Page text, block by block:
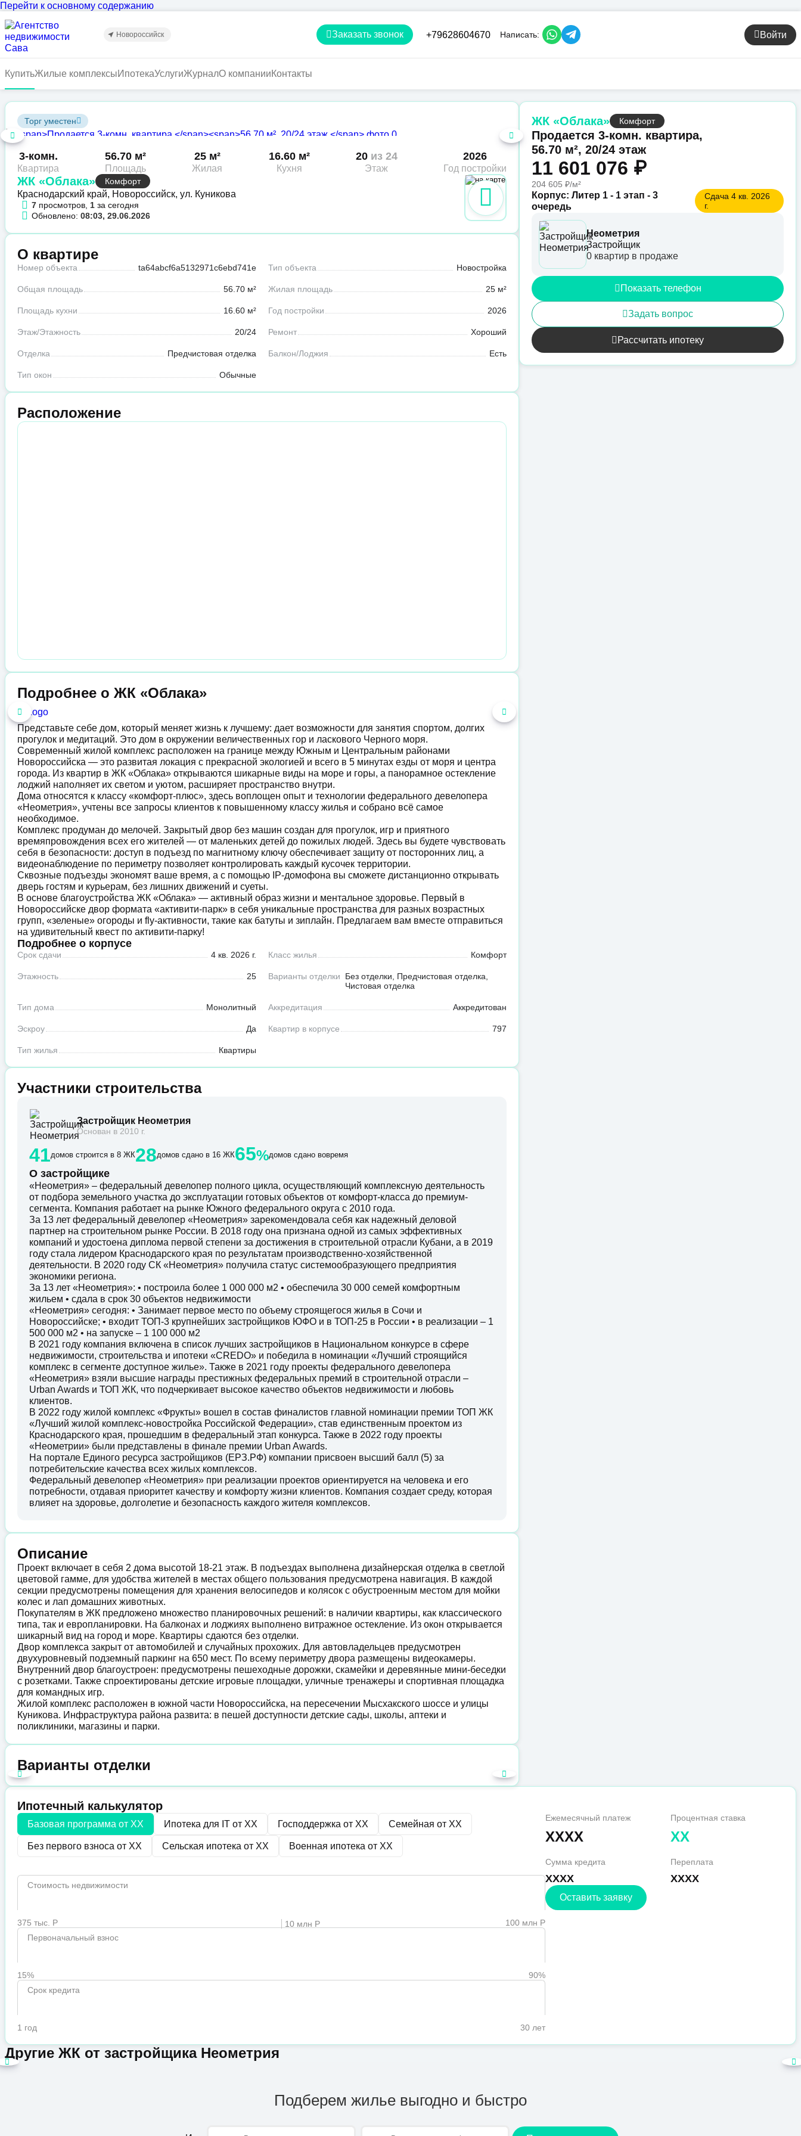
Перейти к основному содержанию
Новороссийск Заказать звонок +79628604670 Написать: Войти
КупитьЖилые комплексыИпотекаУслугиЖурналО компанииКонтакты
Торг уместен
3-комн.
Квартира
56.70 м²
Площадь
25 м²
Жилая
16.60 м²
Кухня
20 из 24
Этаж
2026
Год постройки
ЖК «Облака» Комфорт
Краснодарский край, Новороссийск, ул. Куникова
7 просмотров, 1 за сегодня
Обновлено: 08:03, 29.06.2026
О квартире
Номер объекта ta64abcf6a5132971c6ebd741e Тип объекта Новостройка
Общая площадь 56.70 м² Жилая площадь 25 м²
Площадь кухни 16.60 м² Год постройки 2026
Этаж/Этажность 20/24 Ремонт Хороший
Отделка Предчистовая отделка Балкон/Лоджия Есть
Тип окон Обычные
Расположение
Подробнее о ЖК «Облака»
Представьте себе дом, который меняет жизнь к лучшему: дает возможности для занятия спортом, долгих
прогулок и медитаций. Это дом в окружении величественных гор и ласкового Черного моря.
Современный жилой комплекс расположен на границе между Южным и Центральным районами
Новороссийска — это развитая локация с прекрасной экологией и всего в 5 минутах езды от моря и центра
города. Из квартир в ЖК «Облака» открываются шикарные виды на море и горы, а панорамное остекление
лоджий наполняет их светом и уютом, расширяет пространство внутри.
Дома относятся к классу «комфорт-плюс», здесь воплощен опыт и технологии федерального девелопера
«Неометрия», учтены все запросы клиентов к повышенному классу жилья и собрано всё самое
необходимое.
Комплекс продуман до мелочей. Закрытый двор без машин создан для прогулок, игр и приятного
времяпровождения всех его жителей — от маленьких детей до пожилых людей. Здесь вы будете чувствовать
себя в безопасности: доступ в подъезд по магнитному ключу обеспечивает защиту от посторонних лиц, а
видеонаблюдение по периметру позволяет контролировать каждый кусочек территории.
Сквозные подъезды экономят ваше время, а с помощью IP-домофона вы сможете дистанционно открывать
дверь гостям и курьерам, без лишних движений и суеты.
В основе благоустройства ЖК «Облака» — активный образ жизни и ментальное здоровье. Первый в
Новороссийске двор формата «активити-парк» в себя уникальные пространства для разных возрастных
групп, «зеленые» огороды и fly-активности, такие как батуты и зиплайн. Предлагаем вам вместе отправиться
на удивительный квест по активити-парку!
Подробнее о корпусе
Срок сдачи 4 кв. 2026 г. Класс жилья Комфорт
Этажность 25 Варианты отделки
Без отделки, Предчистовая отделка,
Чистовая отделка
Тип дома Монолитный Аккредитация Аккредитован
Эскроу Да Квартир в корпусе 797
Тип жилья Квартиры
Участники строительства
Застройщик Неометрия
Основан в 2010 г.
41домов строится в 8 ЖК28домов сдано в 16 ЖК65%домов сдано вовремя
О застройщике
«Неометрия» – федеральный девелопер полного цикла, осуществляющий комплексную деятельность
от подбора земельного участка до эксплуатации готовых объектов от комфорт-класса до премиум-
сегмента. Компания работает на рынке Южного федерального округа с 2010 года.
За 13 лет федеральный девелопер «Неометрия» зарекомендовала себя как надежный деловой
партнер на строительном рынке России. В 2018 году она признана одной из самых эффективных
компаний и удостоена диплома первой степени за достижения в строительной отрасли Кубани, а в 2019
году стала лидером Краснодарского края по результатам производственно-хозяйственной
деятельности. В 2020 году СК «Неометрия» получила статус системообразующего предприятия
экономики региона.
За 13 лет «Неометрия»: • построила более 1 000 000 м2 • обеспечила 30 000 семей комфортным
жильем • сдала в срок 30 объектов недвижимости
«Неометрия» сегодня: • Занимает первое место по объему строящегося жилья в Сочи и
Новороссийске; • входит ТОП-3 крупнейших застройщиков ЮФО и в ТОП-25 в России • в реализации – 1
500 000 м2 • на запуске – 1 100 000 м2
В 2021 году компания включена в список лучших застройщиков в Национальном конкурсе в сфере
недвижимости, строительства и ипотеки «CREDO» и победила в номинации «Лучший строящийся
комплекс в сегменте доступное жилье». Также в 2021 году проекты федерального девелопера
«Неометрия» взяли высшие награды престижных федеральных премий в строительной отрасли –
Urban Awards и ТОП ЖК, что подчеркивает высокое качество объектов недвижимости и любовь
клиентов.
В 2022 году жилой комплекс «Фрукты» вошел в состав финалистов главной номинации премии ТОП ЖК
«Лучший жилой комплекс-новостройка Российской Федерации», став единственным проектом из
Краснодарского края, прошедшим в федеральный этап конкурса. Также в 2022 году проекты
«Неометрии» были представлены в финале премии Urban Awards.
На портале Единого ресурса застройщиков (ЕРЗ.РФ) компании присвоен высший балл (5) за
потребительские качества всех жилых комплексов.
Федеральный девелопер «Неометрия» при реализации проектов ориентируется на человека и его
потребности, отдавая приоритет качеству и комфорту жизни клиентов. Компания создает среду, которая
влияет на здоровье, долголетие и безопасность каждого жителя комплексов.
Описание
Проект включает в себя 2 дома высотой 18-21 этаж. В подъездах выполнена дизайнерская отделка в светлой
цветовой гамме, для удобства жителей в местах общего пользования предусмотрена навигация. В каждой
секции предусмотрены помещения для хранения велосипедов и колясок с обустроенным местом для мойки
колес и лап домашних животных.
Покупателям в ЖК предложено множество планировочных решений: в наличии квартиры, как классического
типа, так и европланировки. На балконах и лоджиях выполнено витражное остекление. Из окон открывается
шикарный вид на город и море. Квартиры сдаются без отделки.
Двор комплекса закрыт от автомобилей и случайных прохожих. Для автовладельцев предусмотрен
двухуровневый подземный паркинг на 650 мест. По всему периметру двора размещены видеокамеры.
Внутренний двор благоустроен: предусмотрены пешеходные дорожки, скамейки и деревянные мини-беседки
с розетками. Также спроектированы детские игровые площадки, уличные тренажеры и спортивная площадка
для командных игр.
Жилой комплекс расположен в южной части Новороссийска, на пересечении Мысхакского шоссе и улицы
Куникова. Инфраструктура района развита: в пешей доступности детские сады, школы, аптеки и
поликлиники, магазины и парки.
Варианты отделки
Продается 3-комн. квартира,
56.70 м², 20/24 этаж
11 601 076 ₽
204 605 ₽/м²
ЖК «Облака» Комфорт
Корпус: Литер 1 - 1 этап - 3
очередь
Сдача 4 кв. 2026
г.
Неометрия
Застройщик
0 квартир в продаже
Показать телефон
Задать вопрос
Рассчитать ипотеку
Ипотечный калькулятор
Базовая программа от XX Ипотека для IT от XX Господдержка от XX Семейная от XX
Без первого взноса от XX Сельская ипотека от XX Военная ипотека от XX
Стоимость недвижимости
375 тыс. Р 10 млн Р
100 млн Р
Первоначальный взнос
15%
90%
Срок кредита
1 год 30 лет
Ежемесячный платеж
XXXX
Процентная ставка
XX
Сумма кредита
XXXX
Переплата
XXXX
Оставить заявку
Другие ЖК от застройщика Неометрия
Подберем жилье выгодно и быстро